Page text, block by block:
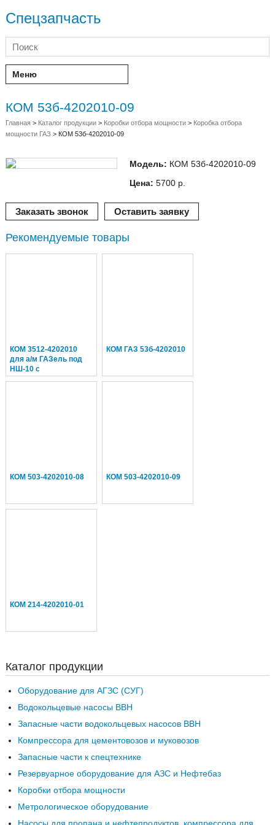
Спецзапчасть
Меню
КОМ 53б-4202010-09
Главная> Каталог продукции> Коробки отбора мощности> Коробка отбора
мощности ГАЗ > КОМ 53б-4202010-09
Модель: КОМ 53б-4202010-09
Цена: 5700 р.
Заказать звонок Оставить заявку
Рекомендуемые товары
КОМ 3512-4202010
для а/м ГАЗель под
НШ-10 с
механическим
КОМ ГАЗ 53б-4202010
КОМ 503-4202010-08 КОМ 503-4202010-09
КОМ 214-4202010-01
Каталог продукции
Оборудование для АГЗС (СУГ)
Водокольцевые насосы ВВН
Запасные части водокольцевых насосов ВВН
Компрессора для цементовозов и муковозов
Запасные части к спецтехнике
Резервуарное оборудование для АЗС и Нефтебаз
Коробки отбора мощности
Метрологическое оборудование